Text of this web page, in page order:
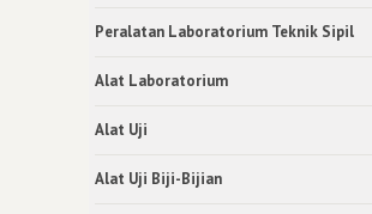
Peralatan Laboratorium Teknik Sipil
Alat Laboratorium
Alat Uji
Alat Uji Biji-Bijian